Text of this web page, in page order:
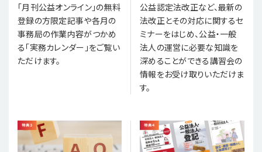
「月刊公益オンライン」の無料
登録の方限定記事や各月の
事務局の作業内容がつかめ
る「実務カレンダー」をご覧い
ただけます。
公益認定法改正など、最新の
法改正とその対応に関するセ
ミナーをはじめ、公益・一般
法人の運営に必要な知識を
深めることができる講習会の
情報をお受け取りいただけま
す。